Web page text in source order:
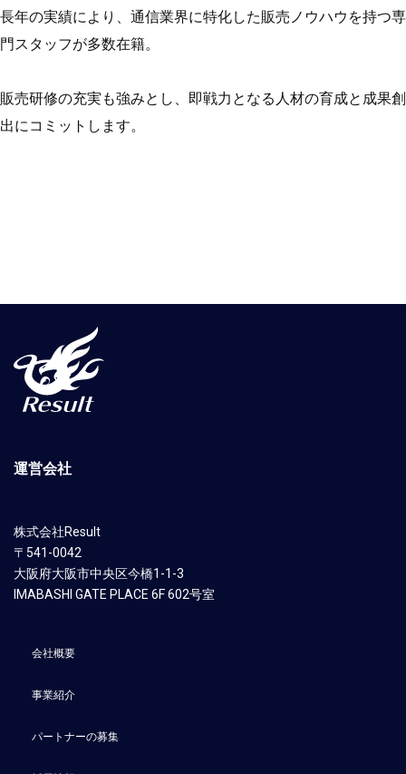
長年の実績により、通信業界に特化した販売ノウハウを持つ専
門スタッフが多数在籍。
販売研修の充実も強みとし、即戦力となる人材の育成と成果創
出にコミットします。
運営会社
株式会社Result
〒541-0042
大阪府大阪市中央区今橋1-1-3
​IMABASHI GATE PLACE 6F 602号室
会社概要
事業紹介
パートナーの募集